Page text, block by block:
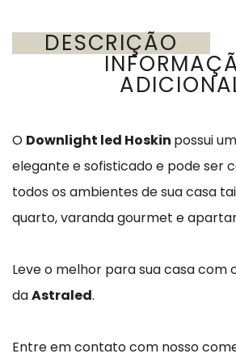
DESCRIÇÃO
O Downlight led Hoskin possui
elegante e sofisticado e pode ser
todos os ambientes de sua casa
quarto, varanda gourmet e
Leve o melhor para sua casa com
daAstraled.
Entre em contato com nosso